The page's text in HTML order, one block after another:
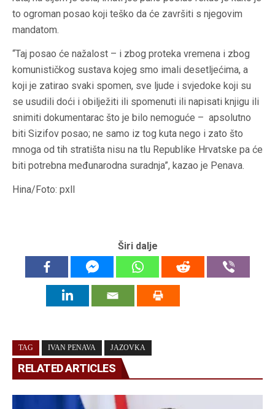
to ogroman posao koji teško da će završiti s njegovim
mandatom.
“Taj posao će nažalost – i zbog proteka vremena i zbog
komunističkog sustava kojeg smo imali desetljećima, a
koji je zatirao svaki spomen, sve ljude i svjedoke koji su
se usudili doći i obilježiti ili spomenuti ili napisati knjigu ili
snimiti dokumentarac što je bilo nemoguće – apsolutno
biti Sizifov posao; ne samo iz tog kuta nego i zato što
mnoga od tih stratišta nisu na tlu Republike Hrvatske pa će
biti potrebna međunarodna suradnja”, kazao je Penava.
Hina/Foto: pxll
Širi dalje
TAG IVAN PENAVA JAZOVKA
RELATED ARTICLES